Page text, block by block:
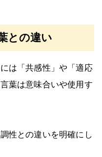
との違い
は「共感性」や「適応
葉は意味合いや使用す
性との違いを明確にし